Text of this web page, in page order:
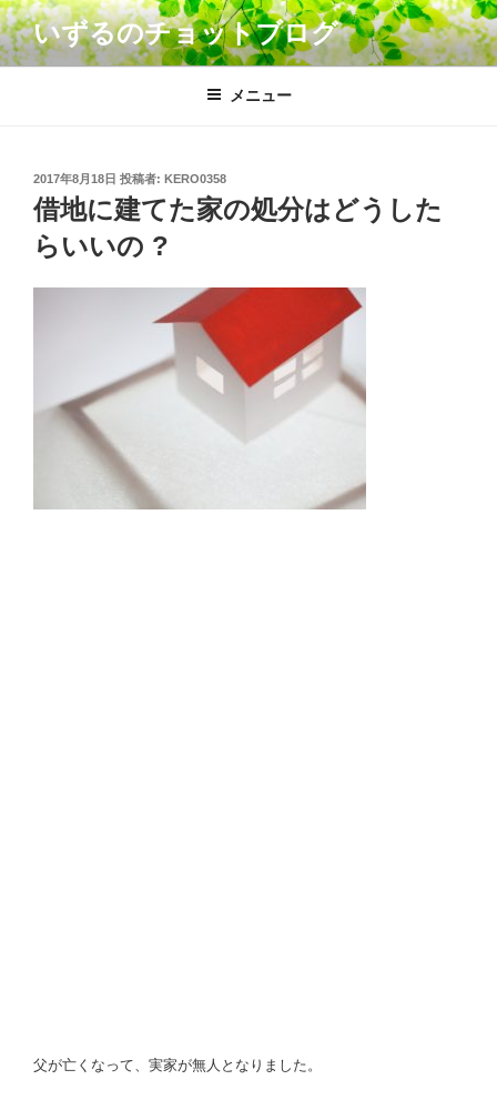
コ
ン
テ
いずるのチョットブログ
メニュー
投
稿
日:
2017年8月18日 投稿者: KERO0358
借地に建てた家の処分はどうした
らいいの ?
父が亡くなって、実家が無人となりました。